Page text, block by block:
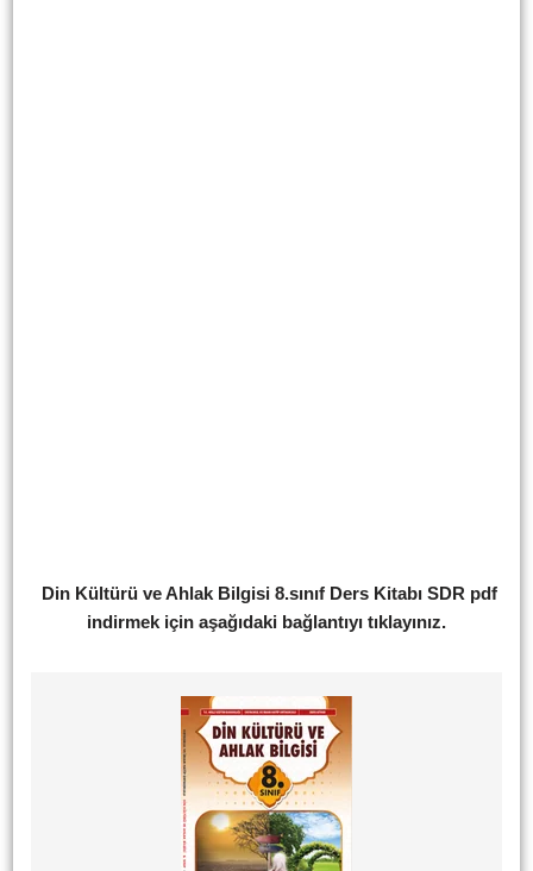
Din Kültürü ve Ahlak Bilgisi 8.sınıf Ders Kitabı SDR pdf
indirmek için aşağıdaki bağlantıyı tıklayınız.